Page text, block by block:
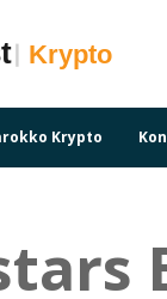
Krypto